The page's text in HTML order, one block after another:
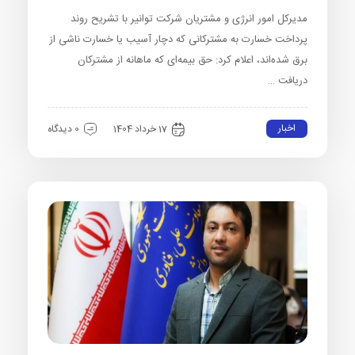
مدیرکل امور انرژی و مشتریان شرکت توانیر با تشریح روند
پرداخت خسارت به مشترکانی که دچار آسیب یا خسارت ناشی از
برق شده‌اند، اعلام کرد: حق بیمه‌ای که ماهانه از مشترکان
دریافت …
اخبار 17 خرداد 1404 0 دیدگاه